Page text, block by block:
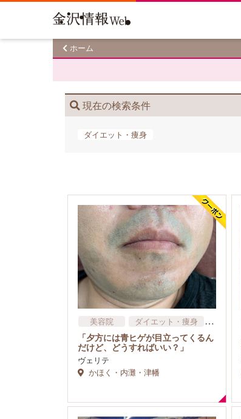
ホーム
現在の検索条件
ダイエット・痩身
美容院
ダイエット・痩身
脱毛専門店
「夕方には青ヒゲが目立ってくるん
だけど、どうすればいい？」
ヴェリテ
かほく・内灘・津幡